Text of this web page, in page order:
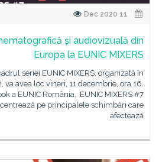
și audiovizuală din
Europa la EUNIC MIXERS
seriei EUNIC MIXERS, organizată în
va avea loc vineri, 11 decembrie, ora 16.
a EUNIC România. EUNIC MIXERS #7
pe principalele schimbări care
afectează